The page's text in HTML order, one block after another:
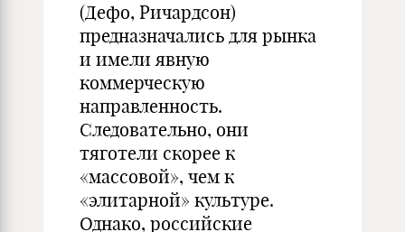
(Дефо, Ричардсон)
предназначались для рынка
и имели явную
коммерческую
направленность.
Следовательно, они
тяготели скорее к
«массовой», чем к
«элитарной» культуре.
Однако, российские